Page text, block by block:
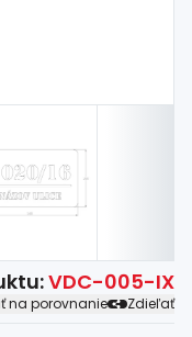
VDC-005-IX
na porovnanie Zdieľať